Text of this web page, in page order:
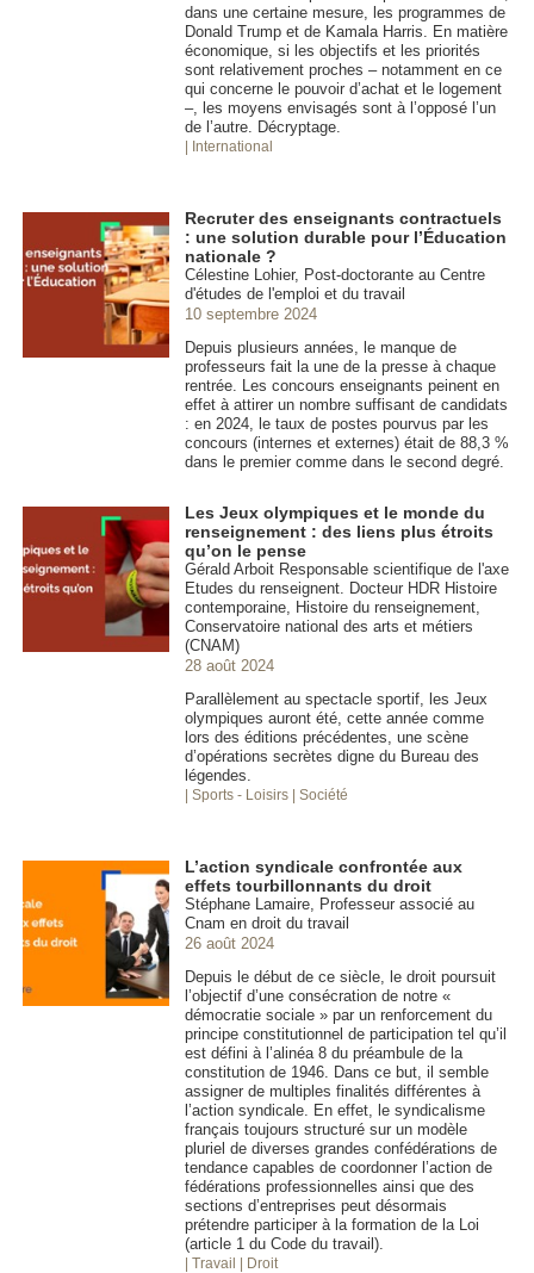
dans une certaine mesure, les programmes de
Donald Trump et de Kamala Harris. En matière
économique, si les objectifs et les priorités
sont relativement proches – notamment en ce
qui concerne le pouvoir d’achat et le logement
–, les moyens envisagés sont à l’opposé l’un
de l’autre. Décryptage.
| International
Recruter des enseignants contractuels
: une solution durable pour l’Éducation
nationale ?
Célestine Lohier, Post-doctorante au Centre
d'études de l'emploi et du travail
10 septembre 2024
Depuis plusieurs années, le manque de
professeurs fait la une de la presse à chaque
rentrée. Les concours enseignants peinent en
effet à attirer un nombre suffisant de candidats
: en 2024, le taux de postes pourvus par les
concours (internes et externes) était de 88,3 %
dans le premier comme dans le second degré.
Les Jeux olympiques et le monde du
renseignement : des liens plus étroits
qu’on le pense
Gérald Arboit Responsable scientifique de l'axe
Etudes du renseignent. Docteur HDR Histoire
contemporaine, Histoire du renseignement,
Conservatoire national des arts et métiers
(CNAM)
28 août 2024
Parallèlement au spectacle sportif, les Jeux
olympiques auront été, cette année comme
lors des éditions précédentes, une scène
d’opérations secrètes digne du Bureau des
légendes.
| Sports - Loisirs | Société
L’action syndicale confrontée aux
effets tourbillonnants du droit
Stéphane Lamaire, Professeur associé au
Cnam en droit du travail
26 août 2024
Depuis le début de ce siècle, le droit poursuit
l’objectif d’une consécration de notre «
démocratie sociale » par un renforcement du
principe constitutionnel de participation tel qu’il
est défini à l’alinéa 8 du préambule de la
constitution de 1946. Dans ce but, il semble
assigner de multiples finalités différentes à
l’action syndicale. En effet, le syndicalisme
français toujours structuré sur un modèle
pluriel de diverses grandes confédérations de
tendance capables de coordonner l’action de
fédérations professionnelles ainsi que des
sections d’entreprises peut désormais
prétendre participer à la formation de la Loi
(article 1 du Code du travail).
| Travail | Droit